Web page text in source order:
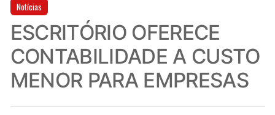
Notícias
ESCRITÓRIO OFERECE
CONTABILIDADE A CUSTO
MENOR PARA EMPRESAS